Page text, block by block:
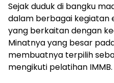
Sejak duduk di bangku
dalam berbagai kegiatan
yang berkaitan dengan
Minatnya yang besar
membuatnya terpilih
mengikuti pelatihan IMMB.